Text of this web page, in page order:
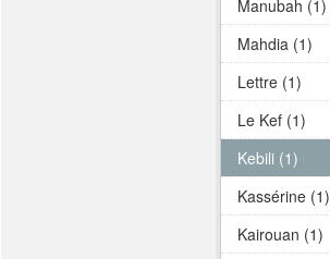
Manubah (1)
Mahdia (1)
Lettre (1)
Le Kef (1)
Kebili (1)
Kassérine (1)
Kairouan (1)